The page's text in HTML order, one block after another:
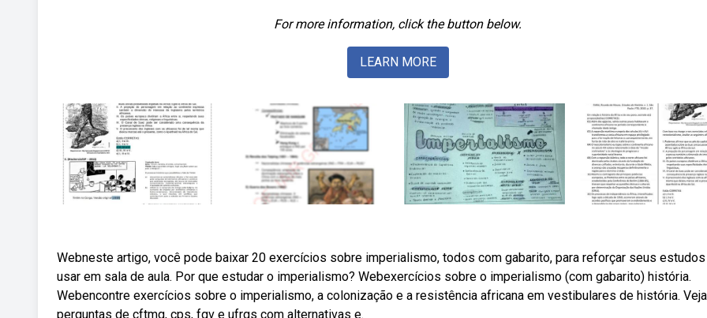
For more information, click the button below.
LEARN MORE
Webneste artigo, você pode baixar 20 exercícios sobre imperialismo, todos com gabarito, para reforçar seus
usar em sala de aula. Por que estudar o imperialismo? Webexercícios sobre o imperialismo (com gabarito) história.
Webencontre exercícios sobre o imperialismo, a colonização e a resistência africana em vestibulares de história. Veja
perguntas de cftmg, cps, fgv e ufrgs com alternativas e.